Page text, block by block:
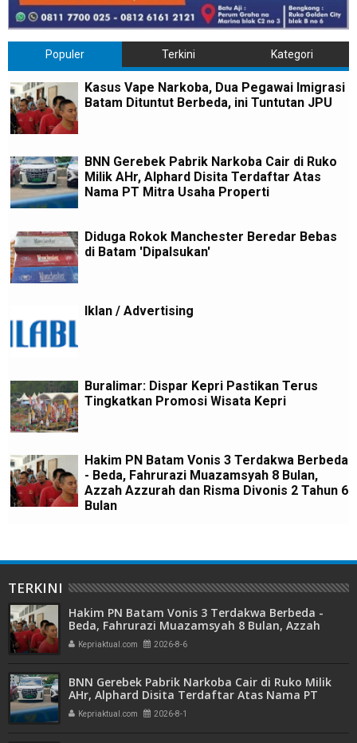
Populer Terkini Kategori
Kasus Vape Narkoba, Dua Pegawai Imigrasi
Batam Dituntut Berbeda, ini Tuntutan JPU
BNN Gerebek Pabrik Narkoba Cair di Ruko
Milik AHr, Alphard Disita Terdaftar Atas
Nama PT Mitra Usaha Properti
Diduga Rokok Manchester Beredar Bebas
di Batam 'Dipalsukan'
Iklan / Advertising
Buralimar: Dispar Kepri Pastikan Terus
Tingkatkan Promosi Wisata Kepri
Hakim PN Batam Vonis 3 Terdakwa Berbeda
- Beda, Fahrurazi Muazamsyah 8 Bulan,
Azzah Azzurah dan Risma Divonis 2 Tahun 6
Bulan
TERKINI
Hakim PN Batam Vonis 3 Terdakwa Berbeda -
Beda, Fahrurazi Muazamsyah 8 Bulan, Azzah
Azzurah dan Risma Divonis 2 Tahun 6 Bulan
Kepriaktual.com 2026-8-6
BNN Gerebek Pabrik Narkoba Cair di Ruko Milik
AHr, Alphard Disita Terdaftar Atas Nama PT
Mitra Usaha Properti
Kepriaktual.com 2026-8-1